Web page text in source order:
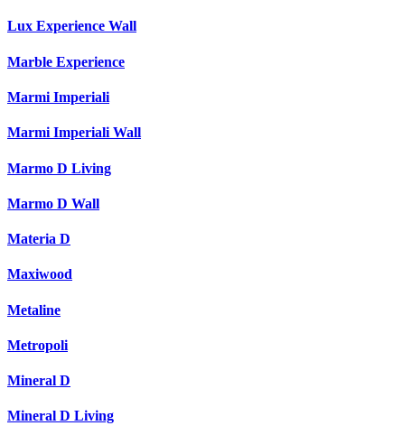
Lux Experience Wall
Marble Experience
Marmi Imperiali
Marmi Imperiali Wall
Marmo D Living
Marmo D Wall
Materia D
Maxiwood
Metaline
Metropoli
Mineral D
Mineral D Living